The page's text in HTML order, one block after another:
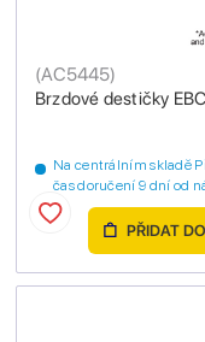
Brzdové destičky
(AC5445)
Na centrálním skladě
čas doručení 9 dní od
PŘIDAT